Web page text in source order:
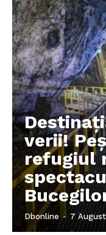
verii!
refugiul
Dbonline - 7